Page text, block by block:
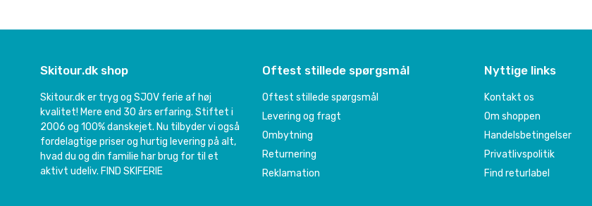
Skitour.dk shop
Skitour.dk er tryg og SJOV ferie af høj
kvalitet! Mere end 30 års erfaring. Stiftet i
2006 og 100% danskejet. Nu tilbyder vi også
fordelagtige priser og hurtig levering på alt,
hvad du og din familie har brug for til et
aktivt udeliv. FIND SKIFERIE
Oftest stillede spørgsmål
Oftest stillede spørgsmål
Levering og fragt
Ombytning
Returnering
Reklamation
Nyttige links
Kontakt os
Om shoppen
Handelsbetingelser
Privatlivspolitik
Find returlabel